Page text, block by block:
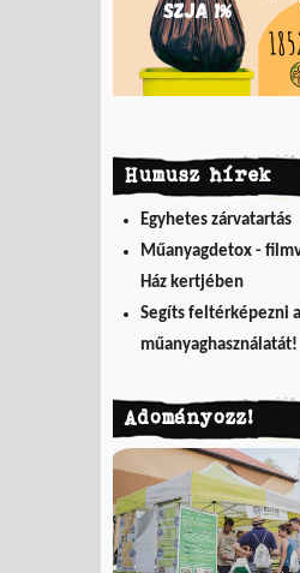
Humusz hírek
Egyhetes zárvatartás
Műanyagdetox -
Ház kertjében
Segíts feltérképezni
műanyaghasználatát!
Adományozz!